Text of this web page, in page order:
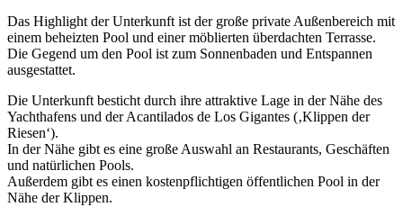
Das Highlight der Unterkunft ist der große private Außenbereich mit
einem beheizten Pool und einer möblierten überdachten Terrasse.
Die Gegend um den Pool ist zum Sonnenbaden und Entspannen
ausgestattet.
Die Unterkunft besticht durch ihre attraktive Lage in der Nähe des
Yachthafens und der Acantilados de Los Gigantes (‚Klippen der
Riesen‘).
In der Nähe gibt es eine große Auswahl an Restaurants, Geschäften
und natürlichen Pools.
Außerdem gibt es einen kostenpflichtigen öffentlichen Pool in der
Nähe der Klippen.